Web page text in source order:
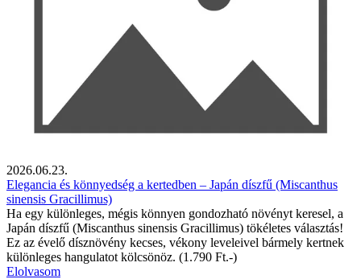
2026.06.23.
Elegancia és könnyedség a kertedben – Japán díszfű (Miscanthus
sinensis Gracillimus)
Ha egy különleges, mégis könnyen gondozható növényt keresel, a
Japán díszfű (Miscanthus sinensis Gracillimus) tökéletes választás!
Ez az évelő dísznövény kecses, vékony leveleivel bármely kertnek
különleges hangulatot kölcsönöz. (1.790 Ft.-)
Elolvasom